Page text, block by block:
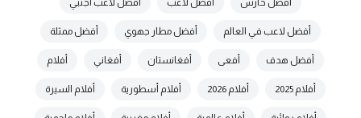
أفضل حارس أفضل لاعب أفضل لاعب أجنبي
أفضل لاعب في العالم أفضل مطار جهوي أفضل ممثلة
أفضل هدف أفعى أفغانستان أفغاني أفلام
أفلام 2025 أفلام 2026 أفلام أسطورية أفلام السيرة